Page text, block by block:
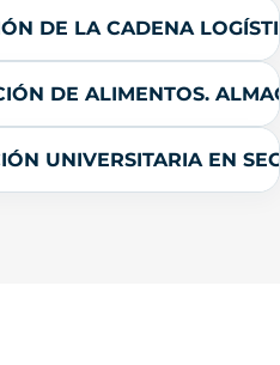
DE LA CADENA
DE ALIMENTOS.
UNIVERSITARIA EN